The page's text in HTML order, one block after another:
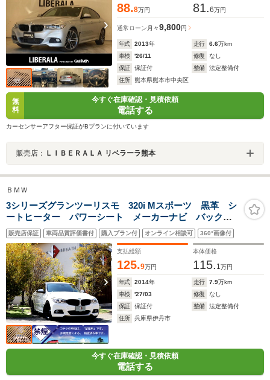
88.8万円 81.6万円
通常ローン 月々9,800円
年式 2013年 走行 6.6万km
車検
'26/11 修復
なし
保証
保証付 整備
法定整備付
住所
熊本県熊本市中央区
無
料
今すぐ在庫確認・見積依頼
電話する
カーセンサーアフター保証がBプランに付いています
販売店： ＬＩＢＥＲＡＬＡ リベラーラ熊本
ＢＭＷ
3シリーズグランツーリスモ 320i Mスポーツ 黒革 シ
ートヒーター パワーシート メーカーナビ バックカ
メラ ドライブレコーダー 衝突軽減ブレーキ レーン
キーピング ハンズフリーパワーバックドア 純正
19AW スマートキー プッシュスタート ETC
販売店保証 車両品質評価書付 購入プラン付 オンライン相談可 360°画像付
支払総額
125.9万円
本体価格
115. 1 万円
年式 2014年 走行 7.9万km
車検
'27/03 修復
なし
保証
保証付 整備
法定整備付
住所
兵庫県伊丹市
今すぐ在庫確認・見積依頼
電話する